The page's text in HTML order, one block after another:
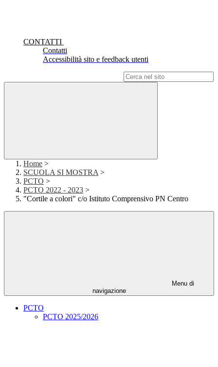
CONTATTI
Contatti
Accessibilità sito e feedback utenti
Home >
SCUOLA SI MOSTRA >
PCTO >
PCTO 2022 - 2023 >
"Cortile a colori" c/o Istituto Comprensivo PN Centro
Menu di
navigazione
PCTO
PCTO 2025/2026